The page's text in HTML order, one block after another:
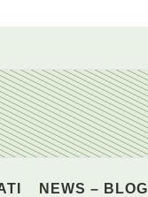
NEWS – BLOG